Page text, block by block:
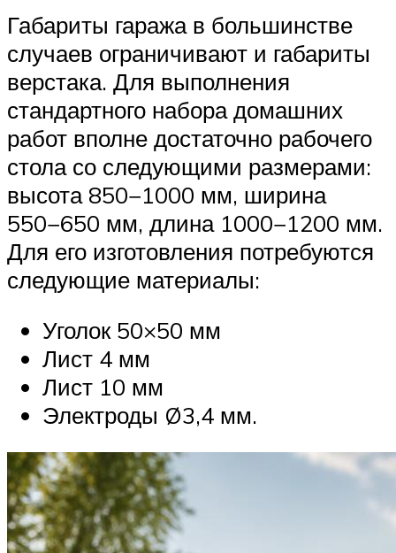
Габариты гаража в большинстве
случаев ограничивают и габариты
верстака. Для выполнения
стандартного набора домашних
работ вполне достаточно рабочего
стола со следующими размерами:
высота 850−1000 мм, ширина
550−650 мм, длина 1000−1200 мм.
Для его изготовления потребуются
следующие материалы:
Уголок 50×50 мм
Лист 4 мм
Лист 10 мм
Электроды Ø3,4 мм.